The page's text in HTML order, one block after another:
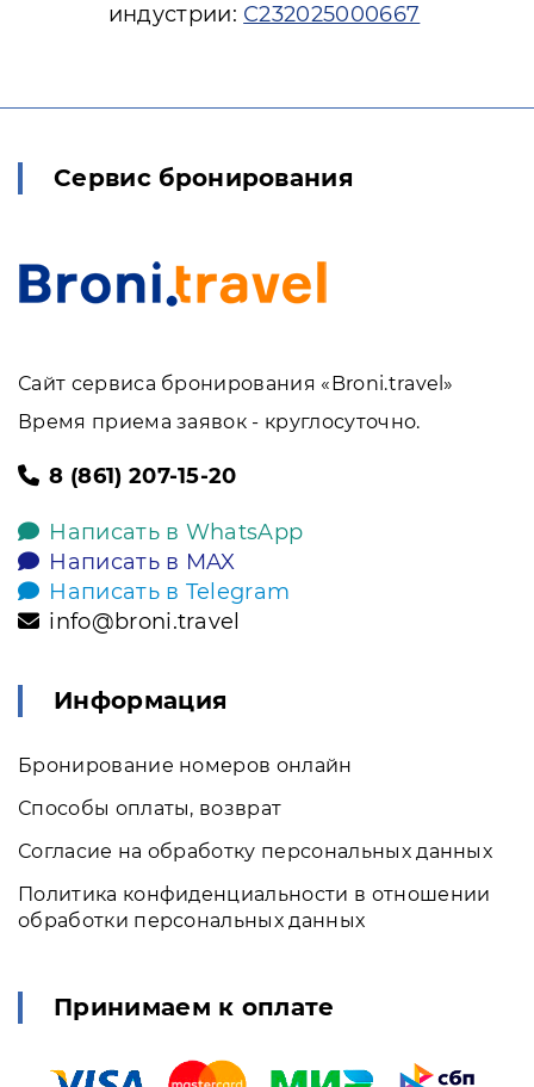
индустрии: С232025000667
Сервис бронирования
Сайт сервиса бронирования «Broni.travel»
Время приема заявок - круглосуточно.
8 (861) 207-15-20
Написать в WhatsApp
Написать в MAX
Написать в Telegram
info@broni.travel
Информация
Бронирование номеров онлайн
Способы оплаты, возврат
Согласие на обработку персональных данных
Политика конфиденциальности в отношении
обработки персональных данных
Принимаем к оплате